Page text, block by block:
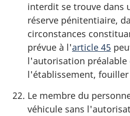
interdit se trouve dans
réserve pénitentiaire,
circonstances
prévue à l'article 45
l'autorisation préalable
l'établissement, fouiller
Le membre du
véhicule sans